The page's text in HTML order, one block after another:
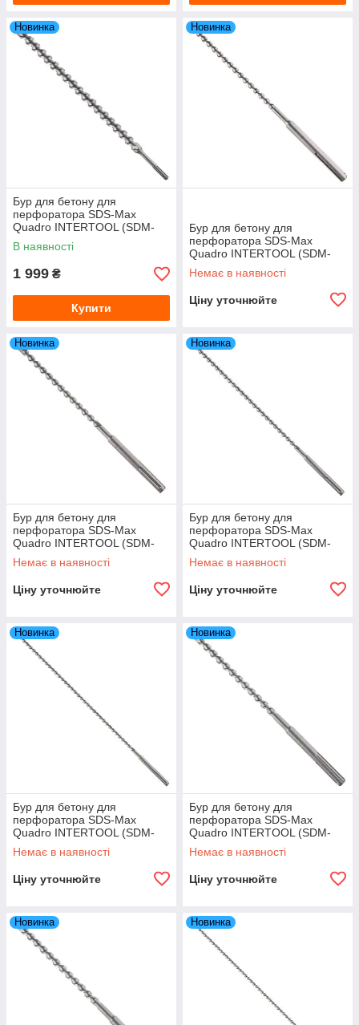
Новинка
Бур для бетону для
перфоратора SDS-Max
Quadro INTERTOOL (SDM-
4080) 40×800 мм
В наявності
1 999 ₴
Купити
Новинка
Бур для бетону для
перфоратора SDS-Max
Quadro INTERTOOL (SDM-
1240) 12×400 мм
Немає в наявності
Ціну уточнюйте
Новинка
Бур для бетону для
перфоратора SDS-Max
Quadro INTERTOOL (SDM-
1260) 12×600 мм
Немає в наявності
Ціну уточнюйте
Новинка
Бур для бетону для
перфоратора SDS-Max
Quadro INTERTOOL (SDM-
1460) 14×600 мм
Немає в наявності
Ціну уточнюйте
Новинка
Бур для бетону для
перфоратора SDS-Max
Quadro INTERTOOL (SDM-
1480) 14×800 мм
Немає в наявності
Ціну уточнюйте
Новинка
Бур для бетону для
перфоратора SDS-Max
Quadro INTERTOOL (SDM-
14100) 14×1000 мм
Немає в наявності
Ціну уточнюйте
Новинка Новинка